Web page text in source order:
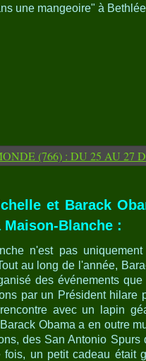
une mangeoire" à
et Barack
Blanche :
n'est pas
au long de l'année,
des événements
par un Président hilare
avec un lapin
Obama a en outre
des San Antonio
fois, un petit cadeau était